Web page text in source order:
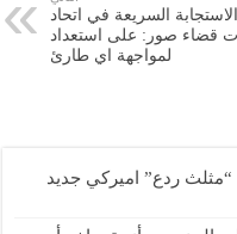
السريعة في اتحاد
قضاء صور: على استعداد
لمواجهة اي طارئ
“مثلث ردع” اميركي جديد